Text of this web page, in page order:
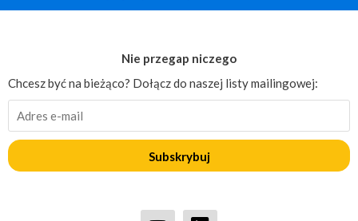
Nie przegap niczego
Chcesz być na bieżąco? Dołącz do naszej listy mailingowej:
Subskrybuj